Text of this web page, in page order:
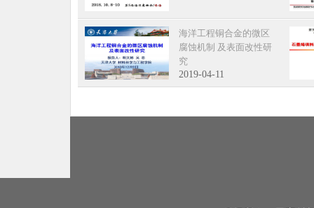
海洋工程铜合金的微区
腐蚀机制 及表面改性研
究
2019-04-11